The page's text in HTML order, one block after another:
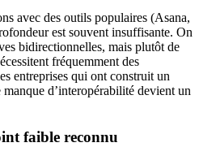
avec des outils populaires (Asana,
est souvent insuffisante. On
bidirectionnelles, mais plutôt de
fréquemment des
entreprises qui ont construit un
d’interopérabilité devient un
faible reconnu